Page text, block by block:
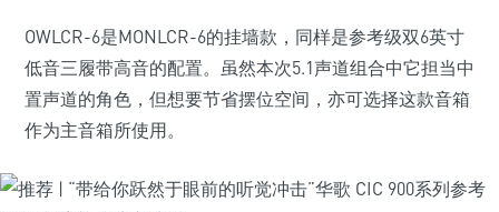
OWLCR-6是MONLCR-6的挂墙款，同样是参考级双6英寸
低音三履带高音的配置。虽然本次5.1声道组合中它担当中
置声道的角色，但想要节省摆位空间，亦可选择这款音箱
作为主音箱所使用。